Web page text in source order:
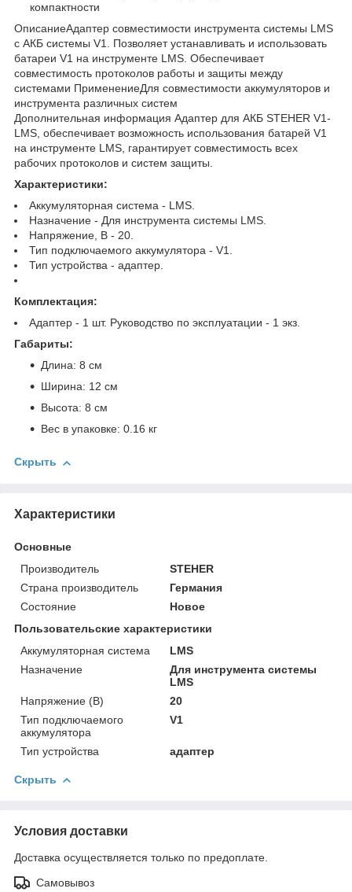
компактности
ОписаниеАдаптер совместимости инструмента системы LMS
c АКБ системы V1. Позволяет устанавливать и использовать
батареи V1 на инструменте LMS. Обеспечивает
совместимость протоколов работы и защиты между
системами ПрименениеДля совместимости аккумуляторов и
инструмента различных систем
Дополнительная информация Адаптер для АКБ STEHER V1-
LMS, обеспечивает возможность использования батарей V1
на инструменте LMS, гарантирует совместимость всех
рабочих протоколов и систем защиты.
Характеристики:
Аккумуляторная система - LMS.
Назначение - Для инструмента системы LMS.
Напряжение, В - 20.
Тип подключаемого аккумулятора - V1.
Тип устройства - адаптер.
Комплектация:
Адаптер - 1 шт. Руководство по эксплуатации - 1 экз.
Габариты:
Длина: 8 см
Ширина: 12 см
Высота: 8 см
Вес в упаковке: 0.16 кг
Скрыть
Характеристики
Основные
Производитель
STEHER
Страна производитель
Германия
Состояние
Новое
Пользовательские характеристики
Аккумуляторная система
LMS
Назначение
Для инструмента системы
LMS
Напряжение (В)
20
Тип подключаемого
аккумулятора
V1
Тип устройства адаптер
Скрыть
Условия доставки
Доставка осуществляется только по предоплате.
Самовывоз